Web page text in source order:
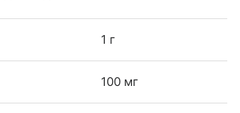
1 г
100 мг